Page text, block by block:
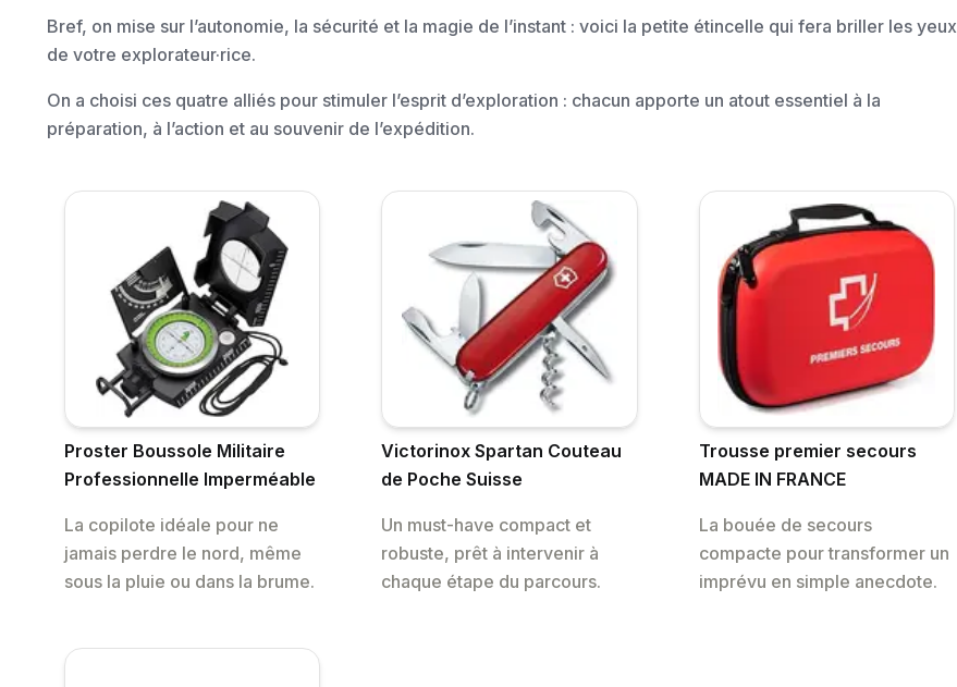
Bref, on mise sur l’autonomie, la sécurité et la magie de l’instant : voici la petite étincelle qui fera briller les yeux
de votre explorateur·rice.
On a choisi ces quatre alliés pour stimuler l’esprit d’exploration : chacun apporte un atout essentiel à la
préparation, à l’action et au souvenir de l’expédition.
Proster Boussole Militaire
Professionnelle Imperméable
La copilote idéale pour ne
jamais perdre le nord, même
sous la pluie ou dans la brume.
Victorinox Spartan Couteau
de Poche Suisse
Un must-have compact et
robuste, prêt à intervenir à
chaque étape du parcours.
Trousse premier secours
MADE IN FRANCE
La bouée de secours
compacte pour transformer un
imprévu en simple anecdote.